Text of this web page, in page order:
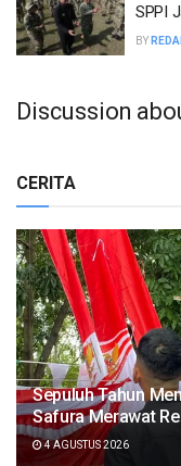
SPPI
BY
Discussion
CERITA
Sepuluh Tahun
Safura Merawat
4 AGUSTUS 2026